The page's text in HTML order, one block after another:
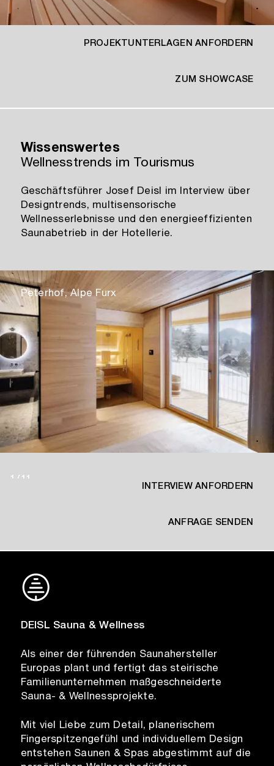
PROJEKTUNTERLAGEN ANFORDERN
ZUM SHOWCASE
Wissenswertes
Wellnesstrends im Tourismus
Geschäftsführer Josef Deisl im Interview über
Designtrends, multisensorische
Wellnesserlebnisse und den energieeffizienten
Saunabetrieb in der Hotellerie.
Peterhof, Alpe Furx
1 / 11
INTERVIEW ANFORDERN
ANFRAGE SENDEN
DEISL Sauna & Wellness
Als einer der führenden Saunahersteller
Europas plant und fertigt das steirische
Familienunternehmen maßgeschneiderte
Sauna- & Wellnessprojekte.
Mit viel Liebe zum Detail, planerischem
Fingerspitzengefühl und individuellem Design
entstehen Saunen & Spas abgestimmt auf die